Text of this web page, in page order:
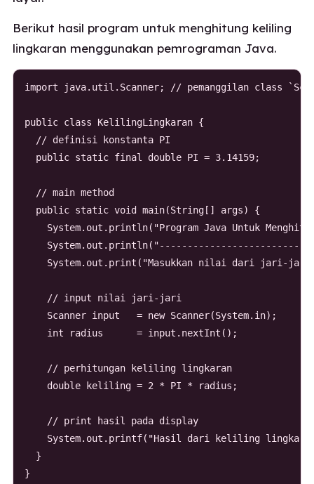
Berikut hasil program untuk menghitung keliling
lingkaran menggunakan pemrograman Java.
import java.util.Scanner; // pemanggilan class
public class KelilingLingkaran {
  // definisi konstanta PI
  public static final double PI = 3.14159;
  // main method
  public static void main(String[] args) {
System.out.println("Program Java Untuk
System.out.print("Masukkan nilai dari jari-
    // input nilai jari-jari
    Scanner input   = new Scanner(System.in);
    int radius      = input.nextInt();
    // perhitungan keliling lingkaran
    double keliling = 2 * PI * radius;
    // print hasil pada display
System.out.printf("Hasil dari keliling
  }